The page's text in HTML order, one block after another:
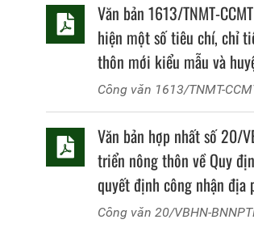
Văn bản 1613/TNMT-
hiện một số tiêu chí, chỉ
thôn mới kiểu mẫu và
thuộc phạm vi quản lý
Công văn 1613/TNMT-
Văn bản hợp nhất số 20/
triển nông thôn về Quy
quyết định công nhận địa
chuẩn nông thôn mới
Công văn 20/VBHN-